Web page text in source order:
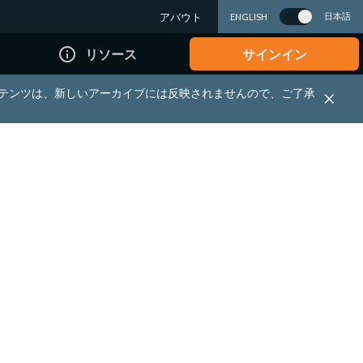
アバウト ENGLISH 日本語
info_outline リソース サインイン
ンツは、新しいアーカイブには反映されませんので、ご了承